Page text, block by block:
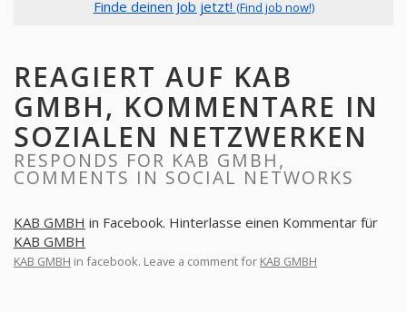
Finde deinen Job jetzt! (Find job now!)
REAGIERT AUF KAB
GMBH, KOMMENTARE IN
SOZIALEN NETZWERKEN
RESPONDS FOR KAB GMBH,
COMMENTS IN SOCIAL NETWORKS
KAB GMBH in Facebook. Hinterlasse einen Kommentar für
KAB GMBH
KAB GMBH in facebook. Leave a comment for KAB GMBH